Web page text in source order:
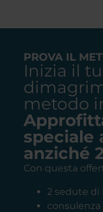
PROVA IL
Inizia il
metodo
speciale
anziché
Con questa
2 sedute di